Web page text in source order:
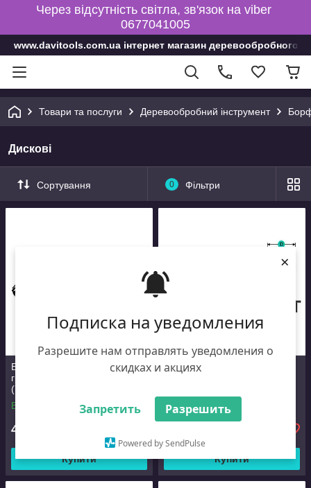
Подписка на уведомления
Разрешите нам отправлять уведомления о
скидках и акциях
Запретить Разрешить
Powered by SendPulse
×
Через відсутність світла, зв'язок на viber
0677041005
www.davitools.com.ua інтернет магазин деревообробного
Товари та послуги Деревообробний інструмент
Дискові
Сортування 0 Фільтри
Борфреза плоска з гострою
гранню a90 d6 D16 h3
(Y1603M06 YDS)
В наявності
437
Купити
В наявності
Купити